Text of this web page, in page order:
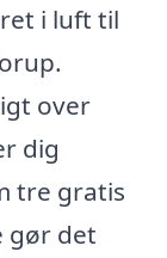
i luft til
over
dig
tre gratis
gør det